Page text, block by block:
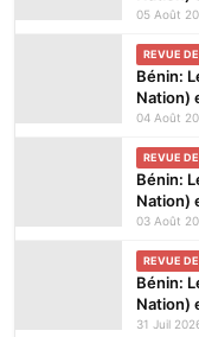
05 Août
REVUE
Bénin:
Nation)
mardi 4
04 Août
REVUE
Bénin:
Nation)
lundi 3
03 Août
REVUE
Bénin:
Nation)
31 Juil